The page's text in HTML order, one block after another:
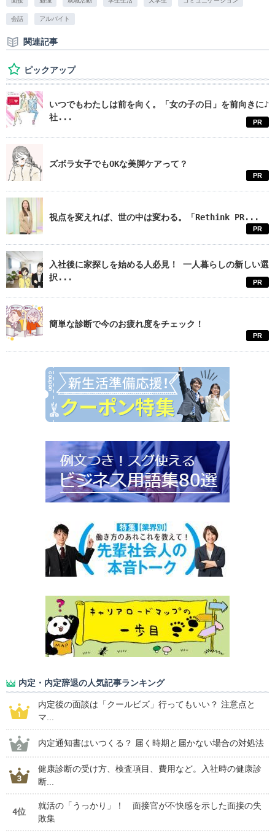
会話 アルバイト
関連記事
ピックアップ
いつでもわたしは前を向く。「女の子の日」を前向きに♪
社...
PR
ズボラ女子でもOKな美脚ケアって？
PR
視点を変えれば、世の中は変わる。「Rethink PR...
PR
入社後に家探しを始める人必見！ 一人暮らしの新しい選
択...
PR
簡単な診断で今のお疲れ度をチェック！
PR
内定・内定辞退の人気記事ランキング
内定後の面談は「クールビズ」行ってもいい？ 注意点と
マ...
内定通知書はいつくる？ 届く時期と届かない場合の対処法
健康診断の受け方、検査項目、費用など。入社時の健康診
断...
4位
就活の「うっかり」！ 面接官が不快感を示した面接の失
敗集